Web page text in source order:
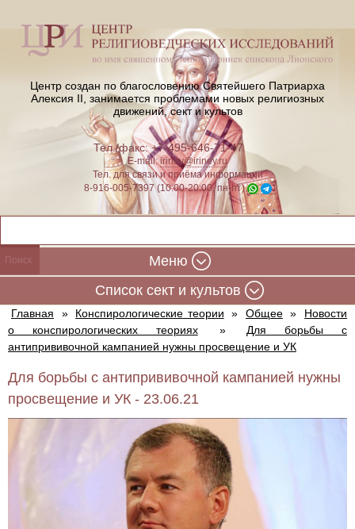
Центр создан по благословению Святейшего Патриарха
Алексия II, занимается проблемами новых религиозных
движений, сект и культов
Тел./факс: +7-495-646-71-47
E-mail:iriney@iriney.ru
Тел. для связи и приёма информации
8-916-005-7397 (10:00-20:00, пн-пт)
Меню
Cписок сект и культов
Главная » Конспирологические теории » Общее »
Новости
о конспирологических теориях
»
Для борьбы с
антипрививочной кампанией нужны просвещение и УК
Для борьбы с антипрививочной кампанией нужны
просвещение и УК - 23.06.21